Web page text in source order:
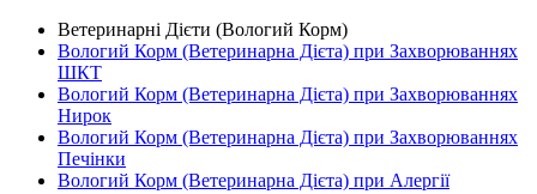
Ветеринарні Дієти (Вологий Корм)
Вологий Корм (Ветеринарна Дієта) при Захворюваннях
ШКТ
Вологий Корм (Ветеринарна Дієта) при Захворюваннях
Нирок
Вологий Корм (Ветеринарна Дієта) при Захворюваннях
Печінки
Вологий Корм (Ветеринарна Дієта) при Алергії